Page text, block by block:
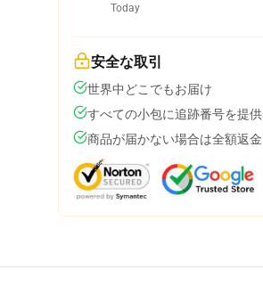
Today
安全な取引
世界中どこでもお届け
すべての小包に追跡番号を提供
商品が届かない場合は全額返金